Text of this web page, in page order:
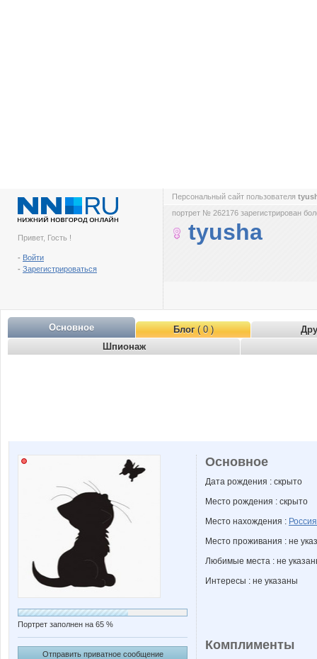
Привет, Гость !
- Войти
- Зарегистрироваться
Персональный сайт пользователя
портрет № 262176 зарегистрирован
tyusha
Основное Блог( 0 )
Шпионаж
Портрет заполнен на 65 %
Отправить приватное сообщение
Основное
Дата рождения : скрыто
Место рождения : скрыто
Место нахождения : Россия
Место проживания : не
Любимые места : не
Интересы : не указаны
Комплименты